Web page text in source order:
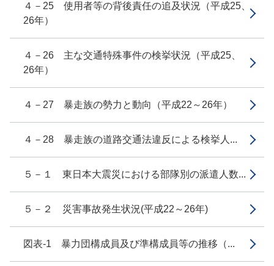
４－25 使用者等の背後責任の追及状況（平成25、
26年）
４－26 主な交通特殊事件の検挙状況（平成25、
26年）
４－27 暴走族の勢力と動向（平成22～26年）
４－28 暴走族の道路交通法違反による検挙人...
５－１ 東日本大震災における部隊別の派遣人数...
５－２ 災害事故発生状況(平成22～26年)
図表-1 暴力団構成員及び準構成員等の推移（...